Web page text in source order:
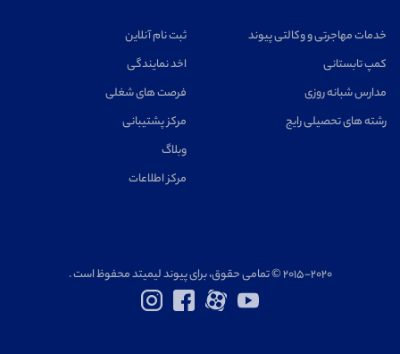
خدمات مهاجرتی و وکالتی پیوند
کمپ تابستانی
مدارس شبانه روزی
رشته های تحصیلی رایج
ثبت نام آنلاین
اخد نمایندگی
فرصت های شغلی
مرکز پشتیبانی
وبلاگ
مرکز اطلاعات
۲۰۱۵-۲۰۲۰ © تمامی حقوق، برای پیوند لیمیتد محفوظ است .